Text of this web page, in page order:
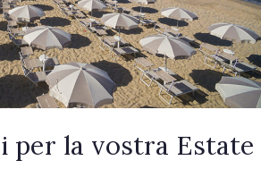
per la vostra Estate